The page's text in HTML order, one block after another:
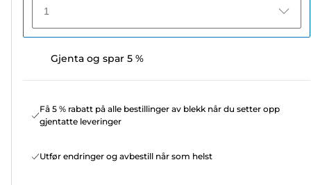
1
Gjenta og spar 5 %
Få 5 % rabatt på alle bestillinger av blekk når du setter opp
gjentatte leveringer
Utfør endringer og avbestill når som helst